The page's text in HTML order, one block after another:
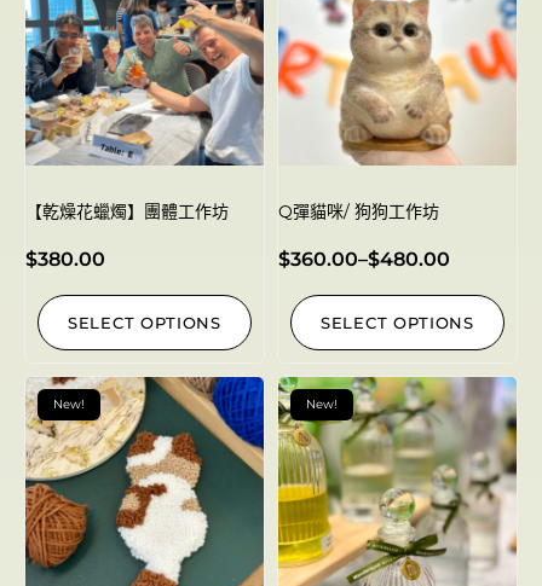
【乾燥花蠟燭】團體工作坊
$380.00
SELECT OPTIONS
Q彈貓咪/ 狗狗工作坊
$360.00–$480.00
SELECT OPTIONS
New! New!